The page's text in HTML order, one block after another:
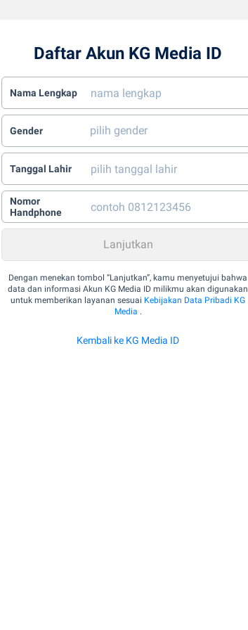
Daftar Akun KG Media ID
Nama Lengkap
Gender
Tanggal Lahir
Nomor
Handphone
Dengan menekan tombol “Lanjutkan”, kamu menyetujui bahwa
data dan informasi Akun KG Media ID milikmu akan digunakan
untuk memberikan layanan sesuai Kebijakan Data Pribadi KG
Media .
Kembali ke KG Media ID